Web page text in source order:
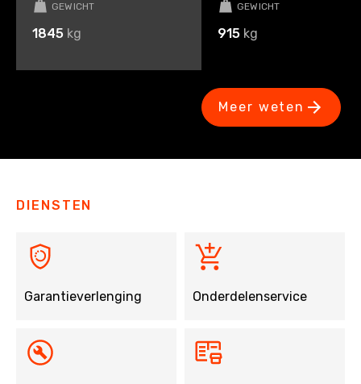
GEWICHT
1845 kg
GEWICHT
915 kg
Meer weten
DIENSTEN
Garantieverlenging Onderdelenservice